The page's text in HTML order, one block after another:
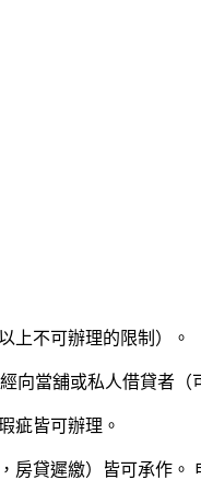
上不可辦理的限制）。
向當舖或私人借貸者（
疵皆可辦理。
房貸遲繳）皆可承作。